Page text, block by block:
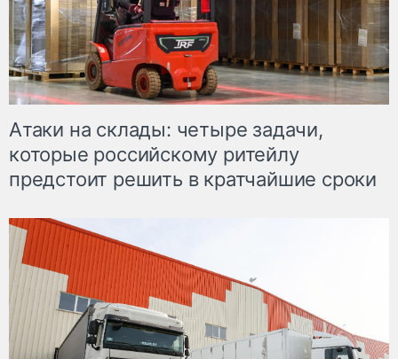
Атаки на склады: четыре задачи,
которые российскому ритейлу
предстоит решить в кратчайшие сроки